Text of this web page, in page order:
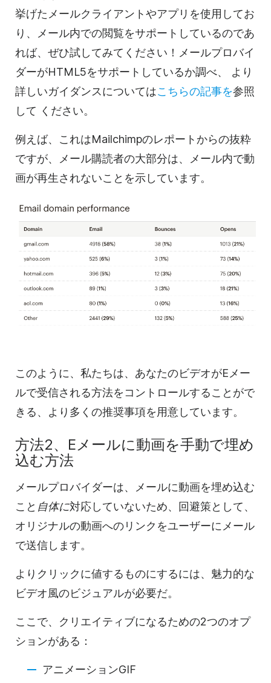
挙げたメールクライアントやアプリを使用してお
り、メール内での閲覧をサポートしているのであ
れば、ぜひ試してみてください！メールプロバイ
ダーがHTML5をサポートしているか調べ、 より
詳しいガイダンスについてはこちらの記事を参照
して ください。
例えば、これはMailchimpのレポートからの抜粋
ですが、メール購読者の大部分は、メール内で動
画が再生されないことを示しています。
このように、私たちは、あなたのビデオがEメー
ルで受信される方法をコントロールすることがで
きる、より多くの推奨事項を用意しています。
方法2、Eメールに動画を手動で埋め
込む方法
メールプロバイダーは、メールに動画を埋め込む
こと 自体に対応していないため、回避策として、
オリジナルの動画へのリンクをユーザーにメール
で送信します。
よりクリックに値するものにするには、魅力的な
ビデオ風のビジュアルが必要だ。
ここで、クリエイティブになるための2つのオプ
ションがある：
アニメーションGIF